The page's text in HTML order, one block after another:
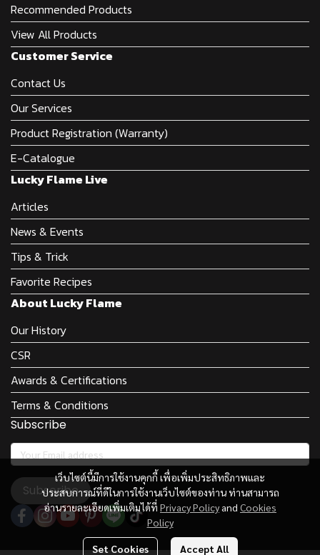
เว็บไซต์นี้มีการใช้งานคุกกี้ เพื่อเพิ่มประสิทธิภาพและ
ประสบการณ์ที่ดีในการใช้งานเว็บไซต์ของท่าน ท่านสามารถ
อ่านรายละเอียดเพิ่มเติมได้ที่ Privacy Policy and Cookies
Policy
Set Cookies Accept All
Recommended Products
View All Products
Customer Service
Contact Us
Our Services
Product Registration (Warranty)
E-Catalogue
Lucky Flame Live
Articles
News & Events
Tips & Trick
Favorite Recipes
About Lucky Flame
Our History
CSR
Awards & Certifications
Terms & Conditions
Subscribe
Subscribe